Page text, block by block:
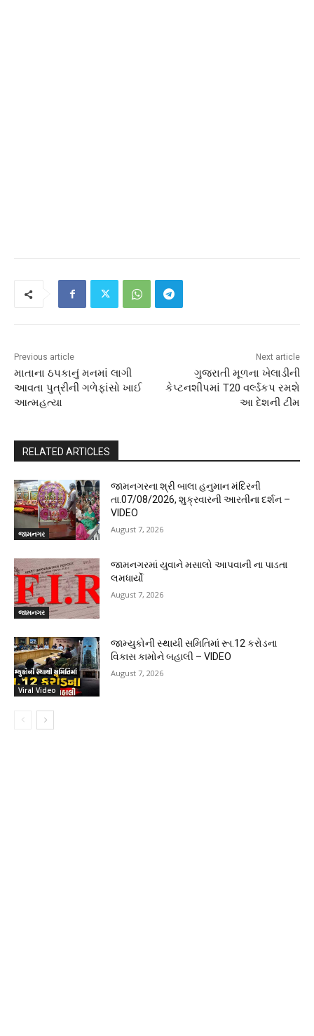
Previous article
માતાના ઠપકાનું મનમાં લાગી
આવતા પુત્રીની ગળેફાંસો ખાઈ
આત્મહત્યા
Next article
ગુજરાતી મૂળના ખેલાડીની
કેપ્ટનશીપમાં T20 વર્લ્ડકપ રમશે
આ દેશની ટીમ
RELATED ARTICLES
જામનગર
જામનગરના શ્રી બાલા હનુમાન મંદિરની
તા.07/08/2026, શુક્રવારની આરતીના દર્શન –
VIDEO
August 7, 2026
જામનગર
જામનગરમાં યુવાને મસાલો આપવાની ના પાડતા
લમધાર્યો
August 7, 2026
Viral Video
જામ્યુકોની સ્થાયી સમિતિમાં રૂા.12 કરોડના
વિકાસ કામોને બહાલી – VIDEO
August 7, 2026